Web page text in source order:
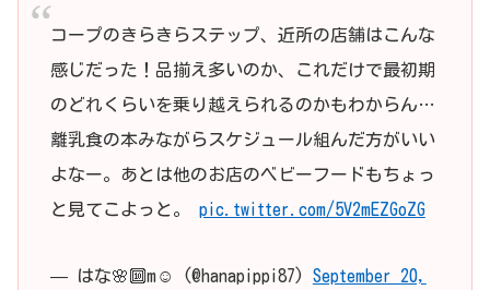
コープのきらきらステップ、近所の店舗はこんな
感じだった！品揃え多いのか、これだけで最初期
のどれくらいを乗り越えられるのかもわからん…
離乳食の本みながらスケジュール組んだ方がいい
よなー。あとは他のお店のベビーフードもちょっ
と見てこよっと。 pic.twitter.com/5V2mEZGoZG
— はな🌸🔟m☺︎ (@hanapippi87) September 20,